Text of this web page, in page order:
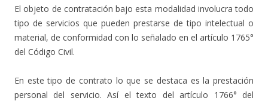
El objeto de contratación bajo esta modalidad involucra todo
tipo de servicios que pueden prestarse de tipo intelectual o
material, de conformidad con lo señalado en el artículo 1765°
del Código Civil.
En este tipo de contrato lo que se destaca es la prestación
personal del servicio. Así el texto del artículo 1766° del